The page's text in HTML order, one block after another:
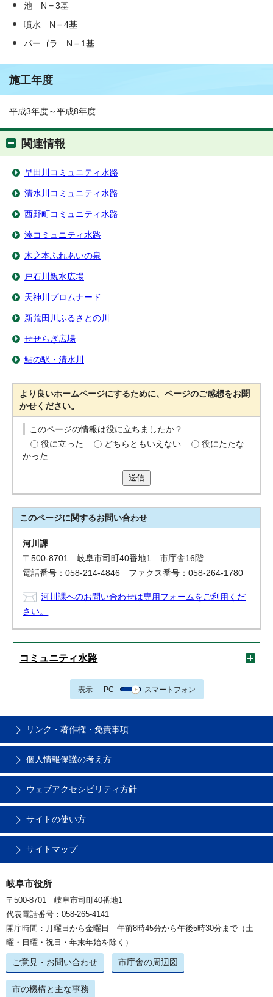
池 N＝3基
噴水 N＝4基
パーゴラ N＝1基
施工年度
平成3年度～平成8年度
関連情報
早田川コミュニティ水路
清水川コミュニティ水路
西野町コミュニティ水路
湊コミュニティ水路
木之本ふれあいの泉
戸石川親水広場
天神川プロムナード
新荒田川ふるさとの川
せせらぎ広場
鮎の駅・清水川
より良いホームページにするために、ページのご感想をお聞
かせください。
このページの情報は役に立ちましたか？
役に立った
どちらともいえない
役にたたな
かった
送信
このページに関するお問い合わせ
河川課
〒500-8701 岐阜市司町40番地1 市庁舎16階
電話番号：058-214-4846 ファクス番号：058-264-1780
河川課へのお問い合わせは専用フォームをご利用くだ
さい。
コミュニティ水路
表示 PC スマートフォン
リンク・著作権・免責事項
個人情報保護の考え方
ウェブアクセシビリティ方針
サイトの使い方
サイトマップ
岐阜市役所
〒500-8701 岐阜市司町40番地1
代表電話番号：058-265-4141
開庁時間：月曜日から金曜日 午前8時45分から午後5時30分まで（土
曜・日曜・祝日・年末年始を除く）
ご意見・お問い合わせ 市庁舎の周辺図
市の機構と主な事務